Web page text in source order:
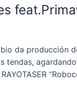
da producción
tendas,